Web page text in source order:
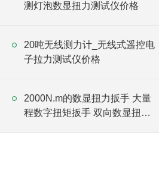
测灯泡数显扭力测试仪价格
20吨无线测力计_无线式遥控电
子拉力测试仪价格
2000N.m的数显扭力扳手 大量
程数字扭矩扳手 双向数显扭力